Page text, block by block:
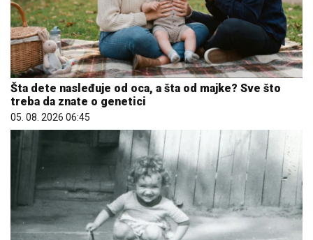
Šta dete nasleđuje od oca, a šta od majke? Sve što
treba da znate o genetici
05. 08. 2026 06:45